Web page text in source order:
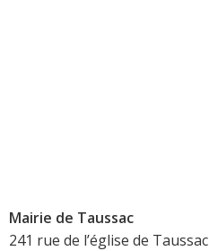
Mairie de Taussac
241 rue de l’église de Taussac